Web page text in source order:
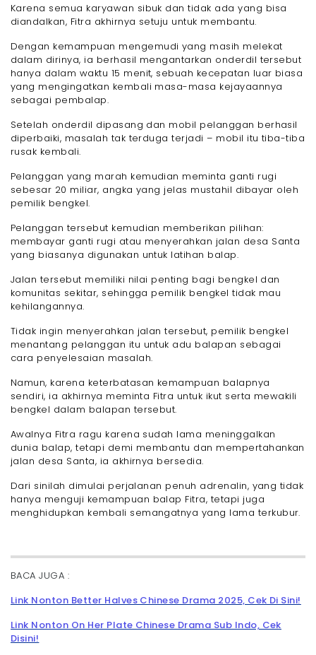
Karena semua karyawan sibuk dan tidak ada yang bisa
diandalkan, Fitra akhirnya setuju untuk membantu.
Dengan kemampuan mengemudi yang masih melekat
dalam dirinya, ia berhasil mengantarkan onderdil tersebut
hanya dalam waktu 15 menit, sebuah kecepatan luar biasa
yang mengingatkan kembali masa-masa kejayaannya
sebagai pembalap.
Setelah onderdil dipasang dan mobil pelanggan berhasil
diperbaiki, masalah tak terduga terjadi – mobil itu tiba-tiba
rusak kembali.
Pelanggan yang marah kemudian meminta ganti rugi
sebesar 20 miliar, angka yang jelas mustahil dibayar oleh
pemilik bengkel.
Pelanggan tersebut kemudian memberikan pilihan:
membayar ganti rugi atau menyerahkan jalan desa Santa
yang biasanya digunakan untuk latihan balap.
Jalan tersebut memiliki nilai penting bagi bengkel dan
komunitas sekitar, sehingga pemilik bengkel tidak mau
kehilangannya.
Tidak ingin menyerahkan jalan tersebut, pemilik bengkel
menantang pelanggan itu untuk adu balapan sebagai
cara penyelesaian masalah.
Namun, karena keterbatasan kemampuan balapnya
sendiri, ia akhirnya meminta Fitra untuk ikut serta mewakili
bengkel dalam balapan tersebut.
Awalnya Fitra ragu karena sudah lama meninggalkan
dunia balap, tetapi demi membantu dan mempertahankan
jalan desa Santa, ia akhirnya bersedia.
Dari sinilah dimulai perjalanan penuh adrenalin, yang tidak
hanya menguji kemampuan balap Fitra, tetapi juga
menghidupkan kembali semangatnya yang lama terkubur.
BACA JUGA :
Link Nonton Better Halves Chinese Drama 2025, Cek Di Sini!
Link Nonton On Her Plate Chinese Drama Sub Indo, Cek
Disini!